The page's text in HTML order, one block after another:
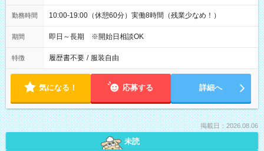
勤務時間 10:00-19:00（休憩60分）実働8時間（残業少なめ！）
期間 即日～長期 ※開始日相談OK
特徴 履歴書不要 / 服装自由
気になる！ 応募する 詳細へ
掲載日：2026.08.06
未読